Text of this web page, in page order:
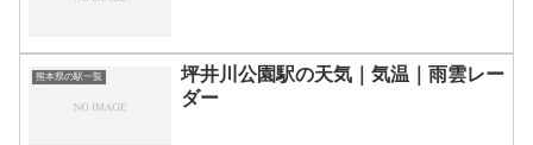
熊本県の駅一覧
坪井川公園駅の天気｜気温｜雨雲レー
ダー